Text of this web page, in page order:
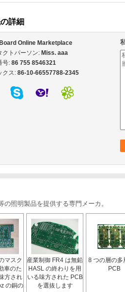
詳細
Online Marketplace
クトパーソン: Miss. aaa
号: 86 755 8546321
クス: 86-10-66557788-2345
照明製品を提供する専門メーカ。
マスク
車のた
方され
の銅の
産業制御 FR4 は無鉛
HASL の終わりを用
いる味方された PCB
を選抜します
8 つの層の多
PCB